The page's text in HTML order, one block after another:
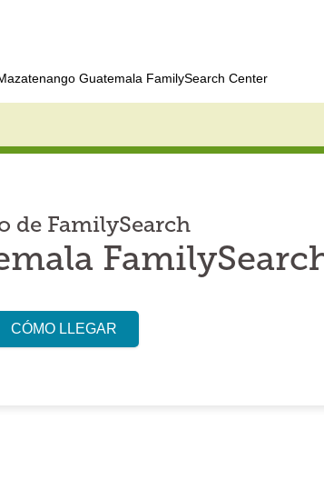
Guatemala FamilySearch Center
de FamilySearch
CÓMO LLEGAR